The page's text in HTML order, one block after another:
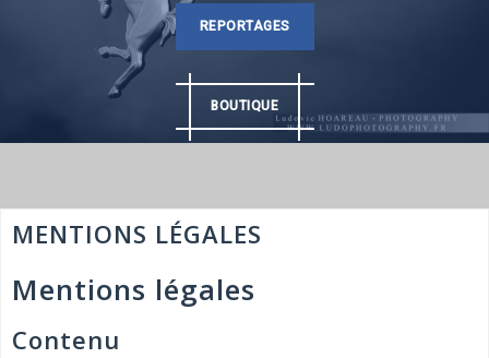
REPORTAGES
BOUTIQUE
MENTIONS LÉGALES
Mentions légales
Contenu